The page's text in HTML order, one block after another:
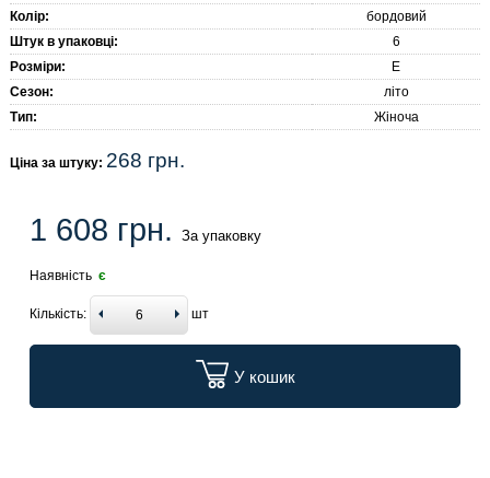
Колір:
бордовий
Штук в упаковці:
6
Розміри:
E
Сезон:
літо
Тип:
Жіноча
Ціна за штуку: 268 грн.
1 608 грн. За упаковку
Наявність є
Кількість: шт
У кошик